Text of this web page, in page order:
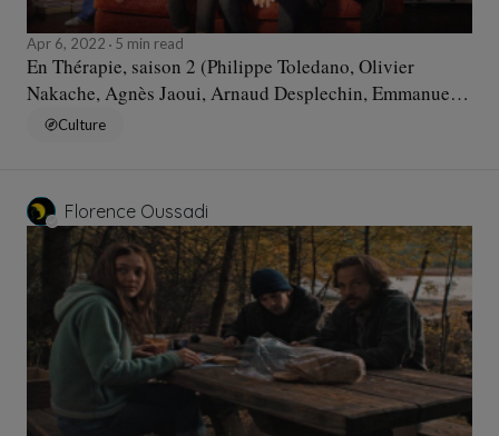
Apr 6, 2022 5 min read
En Thérapie, saison 2 (Philippe Toledano, Olivier
Nakache, Agnès Jaoui, Arnaud Desplechin, Emmanuelle
Bercot, Emmanuel Finkiel, 2022)
Culture
Florence Oussadi